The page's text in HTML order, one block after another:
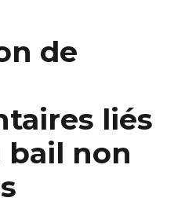
de
liés
bail non